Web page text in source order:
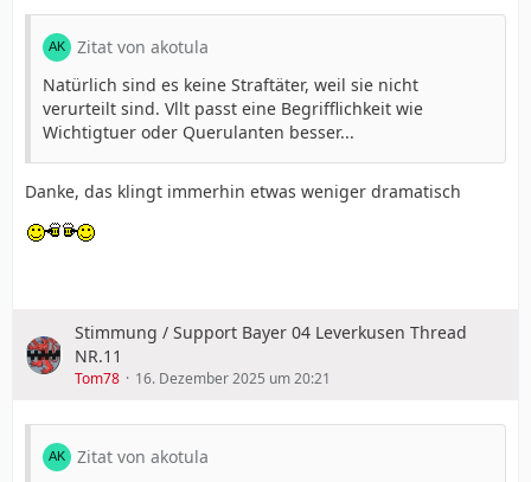
Zitat von akotula
Natürlich sind es keine Straftäter, weil sie nicht
verurteilt sind. Vllt passt eine Begrifflichkeit wie
Wichtigtuer oder Querulanten besser...
Danke, das klingt immerhin etwas weniger dramatisch
Stimmung / Support Bayer 04 Leverkusen Thread
NR.11
Tom78 16. Dezember 2025 um 20:21
Zitat von akotula